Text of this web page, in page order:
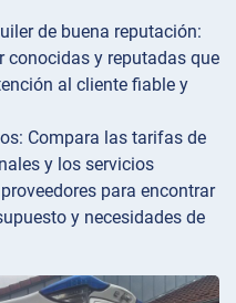
de buena reputación:
conocidas y reputadas que
al cliente fiable y
Compara las tarifas de
y los servicios
para encontrar
y necesidades de